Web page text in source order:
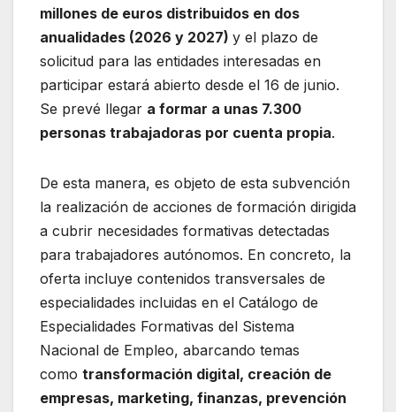
millones de euros distribuidos en dos
anualidades (2026 y 2027) y el plazo de
solicitud para las entidades interesadas en
participar estará abierto desde el 16 de junio.
Se prevé llegar a formar a unas 7.300
personas trabajadoras por cuenta propia.
De esta manera, es objeto de esta subvención
la realización de acciones de formación dirigida
a cubrir necesidades formativas detectadas
para trabajadores autónomos. En concreto, la
oferta incluye contenidos transversales de
especialidades incluidas en el Catálogo de
Especialidades Formativas del Sistema
Nacional de Empleo, abarcando temas
como transformación digital, creación de
empresas, marketing, finanzas, prevención